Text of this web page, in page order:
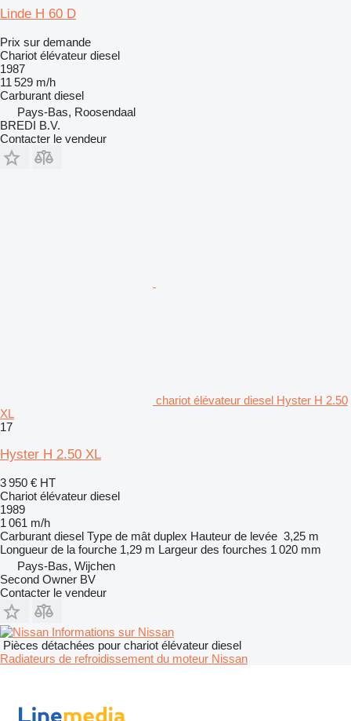
Linde H 60 D
Prix sur demande
Chariot élévateur diesel
1987
11 529 m/h
Carburant diesel
Pays-Bas, Roosendaal
BREDI B.V.
Contacter le vendeur
chariot élévateur diesel Hyster H 2.50
XL
17
Hyster H 2.50 XL
3 950 € HT
Chariot élévateur diesel
1989
1 061 m/h
Carburant diesel Type de mât duplex Hauteur de levée 3,25 m
Longueur de la fourche 1,29 m Largeur des fourches 1 020 mm
Pays-Bas, Wijchen
Second Owner BV
Contacter le vendeur
Informations sur Nissan
Pièces détachées pour chariot élévateur diesel
Radiateurs de refroidissement du moteur Nissan